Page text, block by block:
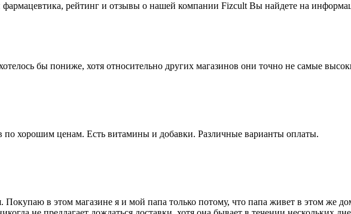
рейтинг и отзывы о нашей компании Fizcult Вы найдете на
бы пониже, хотя относительно других магазинов они точно не самые
по хорошим ценам. Есть витамины и добавки. Различные варианты оплаты.
в этом магазине я и мой папа только потому, что папа живет в этом же